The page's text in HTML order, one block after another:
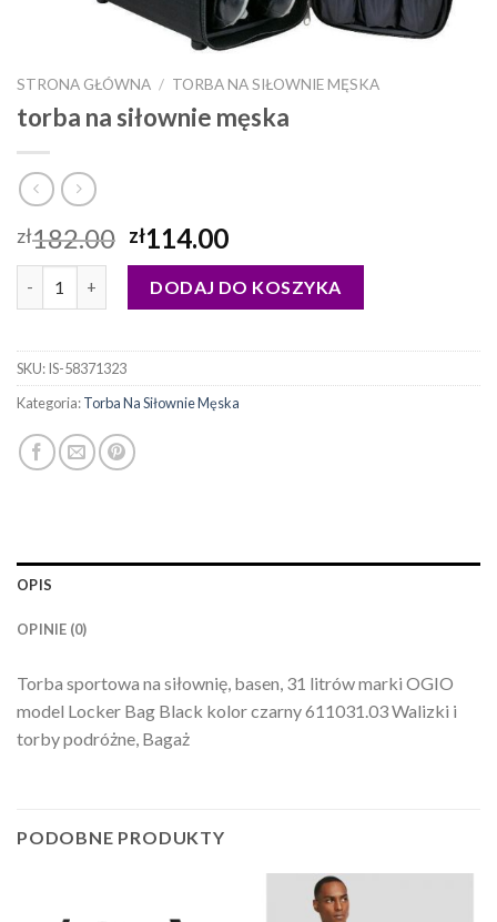
STRONA GŁÓWNA / TORBA NA SIŁOWNIE MĘSKA
torba na siłownie męska
zł182.00 zł114.00
DODAJ DO KOSZYKA
SKU:IS-58371323
Kategoria:Torba Na Siłownie Męska
OPIS
OPINIE (0)
Torba sportowa na siłownię, basen, 31 litrów marki OGIO
model Locker Bag Black kolor czarny 611031.03 Walizki i
torby podróżne, Bagaż
PODOBNE PRODUKTY